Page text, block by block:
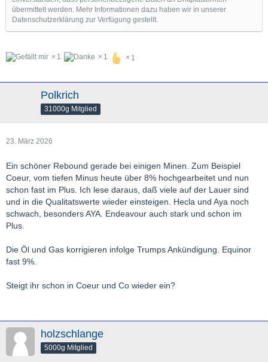
übermittelt werden. Mehr Informationen dazu haben wir in unserer
Datenschutzerklärung zur Verfügung gestellt.
1 1 1
Polkrich
31000g Mitglied
23. März 2026
Ein schöner Rebound gerade bei einigen Minen. Zum Beispiel
Coeur, vom tiefen Minus heute über 8% hochgearbeitet und nun
schon fast im Plus. Ich lese daraus, daß viele auf der Lauer sind
und in die Qualitatswerte wieder einsteigen. Hecla und Aya noch
schwach, besonders AYA. Endeavour auch stark und schon im
Plus.
Die Öl und Gas korrigieren infolge Trumps Ankündigung. Equinor
fast 9%.
Steigt ihr schon in Coeur und Co wieder ein?
holzschlange
5000g Mitglied